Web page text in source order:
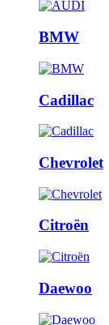
BMW
Cadillac
Chevrolet
Citroën
Daewoo